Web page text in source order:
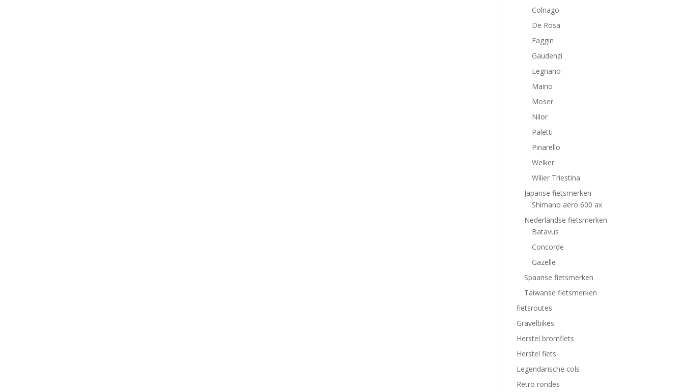
Colnago
De Rosa
Faggin
Gaudenzi
Legnano
Maino
Moser
Nilor
Paletti
Pinarello
Welker
Wilier Triestina
Japanse fietsmerken
Shimano aero 600 ax
Nederlandse fietsmerken
Batavus
Concorde
Gazelle
Spaanse fietsmerken
Taiwanse fietsmerken
fietsroutes
Gravelbikes
Herstel bromfiets
Herstel fiets
Legendarische cols
Retro rondes